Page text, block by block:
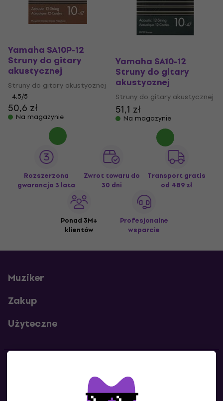
Yamaha SA10P-12
Struny do gitary
akustycznej
Struny do gitary akustycznej
4,5/5
50,6 zł
Na magazynie
Yamaha SA10-12
Struny do gitary
akustycznej
Struny do gitary akustycznej
51,1 zł
Na magazynie
Rozszerzona
gwarancja 3 lata
Zwrot towaru do
30 dni
Transport gratis
od 489 zł
Ponad 3M+
klientów
Profesjonalne
wsparcie
Muziker
Zakup
Użyteczne
Skontaktuj się z nami